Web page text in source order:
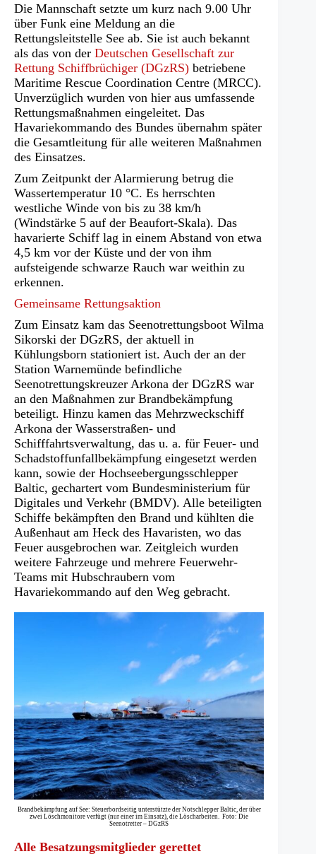
Die Mannschaft setzte um kurz nach 9.00 Uhr
über Funk eine Meldung an die
Rettungsleitstelle See ab. Sie ist auch bekannt
als das von der Deutschen Gesellschaft zur
Rettung Schiffbrüchiger (DGzRS) betriebene
Maritime Rescue Coordination Centre (MRCC).
Unverzüglich wurden von hier aus umfassende
Rettungsmaßnahmen eingeleitet. Das
Havariekommando des Bundes übernahm später
die Gesamtleitung für alle weiteren Maßnahmen
des Einsatzes.
Zum Zeitpunkt der Alarmierung betrug die
Wassertemperatur 10 °C. Es herrschten
westliche Winde von bis zu 38 km/h
(Windstärke 5 auf der Beaufort-Skala). Das
havarierte Schiff lag in einem Abstand von etwa
4,5 km vor der Küste und der von ihm
aufsteigende schwarze Rauch war weithin zu
erkennen.
Gemeinsame Rettungsaktion
Zum Einsatz kam das Seenotrettungsboot Wilma
Sikorski der DGzRS, der aktuell in
Kühlungsborn stationiert ist. Auch der an der
Station Warnemünde befindliche
Seenotrettungskreuzer Arkona der DGzRS war
an den Maßnahmen zur Brandbekämpfung
beteiligt. Hinzu kamen das Mehrzweckschiff
Arkona der Wasserstraßen- und
Schifffahrtsverwaltung, das u. a. für Feuer- und
Schadstoffunfallbekämpfung eingesetzt werden
kann, sowie der Hochseebergungsschlepper
Baltic, gechartert vom Bundesministerium für
Digitales und Verkehr (BMDV). Alle beteiligten
Schiffe bekämpften den Brand und kühlten die
Außenhaut am Heck des Havaristen, wo das
Feuer ausgebrochen war. Zeitgleich wurden
weitere Fahrzeuge und mehrere Feuerwehr-
Teams mit Hubschraubern vom
Havariekommando auf den Weg gebracht.
Brandbekämpfung auf See: Steuerbordseitig unterstützte der Notschlepper Baltic, der über
zwei Löschmonitore verfügt (nur einer im Einsatz), die Löscharbeiten. Foto: Die
Seenotretter – DGzRS
Alle Besatzungsmitglieder gerettet